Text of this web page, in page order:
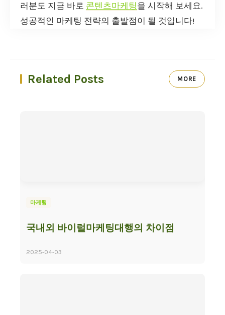
러분도 지금 바로 콘텐츠마케팅을 시작해 보세요.
성공적인 마케팅 전략의 출발점이 될 것입니다!
Related Posts MORE
마케팅
국내외 바이럴마케팅대행의 차이점
2025-04-03